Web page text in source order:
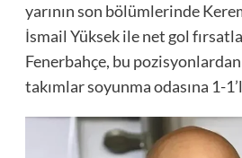
yarının son bölümlerinde
İsmail Yüksek ile net gol
Fenerbahçe, bu
takımlar soyunma odasına 1-